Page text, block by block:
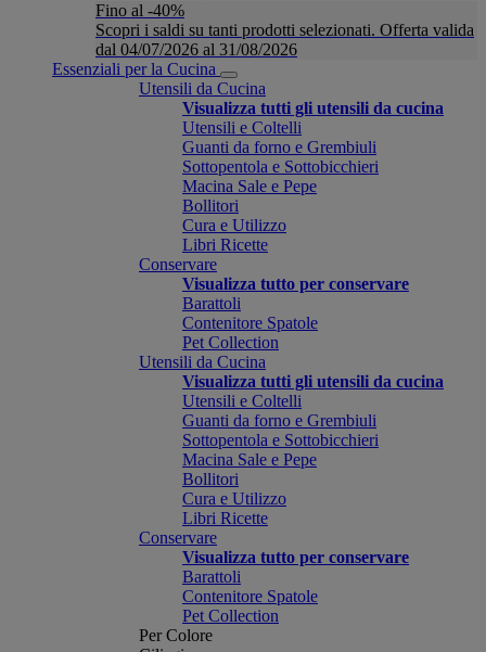
Fino al -40%
Scopri i saldi su tanti prodotti selezionati. Offerta valida
dal 04/07/2026 al 31/08/2026
Essenziali per la Cucina
Utensili da Cucina
Visualizza tutti gli utensili da cucina
Utensili e Coltelli
Guanti da forno e Grembiuli
Sottopentola e Sottobicchieri
Macina Sale e Pepe
Bollitori
Cura e Utilizzo
Libri Ricette
Conservare
Visualizza tutto per conservare
Barattoli
Contenitore Spatole
Pet Collection
Utensili da Cucina
Visualizza tutti gli utensili da cucina
Utensili e Coltelli
Guanti da forno e Grembiuli
Sottopentola e Sottobicchieri
Macina Sale e Pepe
Bollitori
Cura e Utilizzo
Libri Ricette
Conservare
Visualizza tutto per conservare
Barattoli
Contenitore Spatole
Pet Collection
Per Colore